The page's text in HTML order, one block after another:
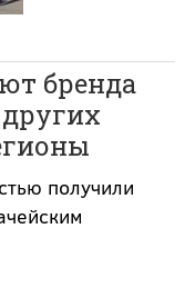
бренда
получили